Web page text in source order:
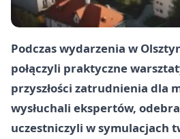
Podczas wydarzenia w
połączyli praktyczne
przyszłości zatrudnienia dla
wysłuchali ekspertów,
uczestniczyli w symulacjach